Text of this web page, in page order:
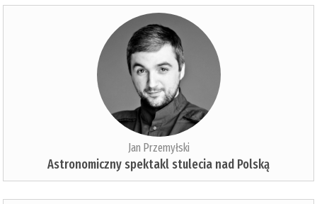
Jan Przemyłski
Astronomiczny spektakl stulecia nad Polską